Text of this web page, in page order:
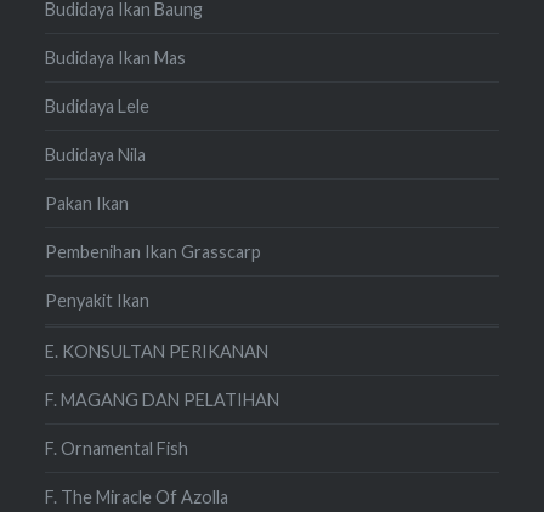
Budidaya Ikan Baung
Budidaya Ikan Mas
Budidaya Lele
Budidaya Nila
Pakan Ikan
Pembenihan Ikan Grasscarp
Penyakit Ikan
E. KONSULTAN PERIKANAN
F. MAGANG DAN PELATIHAN
F. Ornamental Fish
F. The Miracle Of Azolla